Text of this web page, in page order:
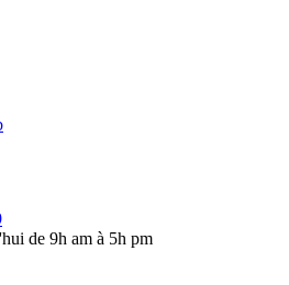
de 9h am à 5h pm